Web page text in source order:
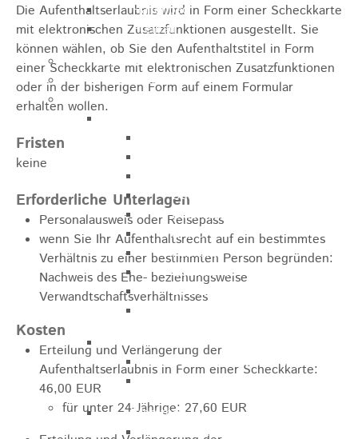
Hallenbad
Freibad
Kugelmarkt
Vereinsleben
Bike the Rock
Duschmöglichkeiten
Bike Waschplatz
EXPO
Palmares
Geschichte
Sponsoren
U9 - U15
Streckenbeschreibung
Marathon
Streckenbeschreibung
Die Aufenthaltserlaubnis wird in Form einer Scheckkarte
mit elektronischen Zusatzfunktionen ausgestellt. Sie
können wählen, ob Sie den Aufenthaltstitel in Form
einer Scheckkarte mit elektronischen Zusatzfunktionen
oder in der bisherigen Form auf einem Formular
erhalten wollen.
Fristen
keine
Erforderliche Unterlagen
Personalausweis oder Reisepass
wenn Sie Ihr Aufenthaltsrecht auf ein bestimmtes
Verhältnis zu einer bestimmten Person begründen:
Nachweis des Ehe- beziehungsweise
Verwandtschaftsverhältnisses
Kosten
Erteilung und Verlängerung der
Aufenthaltserlaubnis in Form einer Scheckkarte:
46,00 EUR
für unter 24-Jährige: 27,60 EUR